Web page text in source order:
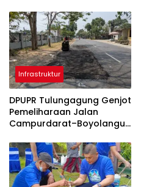
Infrastruktur
DPUPR Tulungagung Genjot
Pemeliharaan Jalan
Campurdarat–Boyolangu,
Diperbaiki